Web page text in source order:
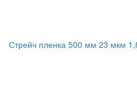
Стрейч пленка 500 мм 23 мкм